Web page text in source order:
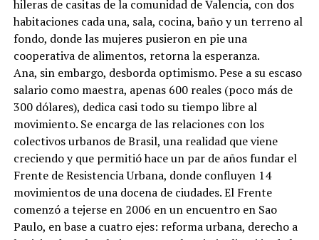
hileras de casitas de la comunidad de Valencia, con dos
habitaciones cada una, sala, cocina, baño y un terreno al
fondo, donde las mujeres pusieron en pie una
cooperativa de alimentos, retorna la esperanza.
Ana, sin embargo, desborda optimismo. Pese a su escaso
salario como maestra, apenas 600 reales (poco más de
300 dólares), dedica casi todo su tiempo libre al
movimiento. Se encarga de las relaciones con los
colectivos urbanos de Brasil, una realidad que viene
creciendo y que permitió hace un par de años fundar el
Frente de Resistencia Urbana, donde confluyen 14
movimientos de una docena de ciudades. El Frente
comenzó a tejerse en 2006 en un encuentro en Sao
Paulo, en base a cuatro ejes: reforma urbana, derecho a